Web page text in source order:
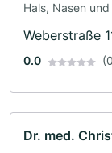
Hals, Nasen
Weberstraße
0.0
Dr. med.